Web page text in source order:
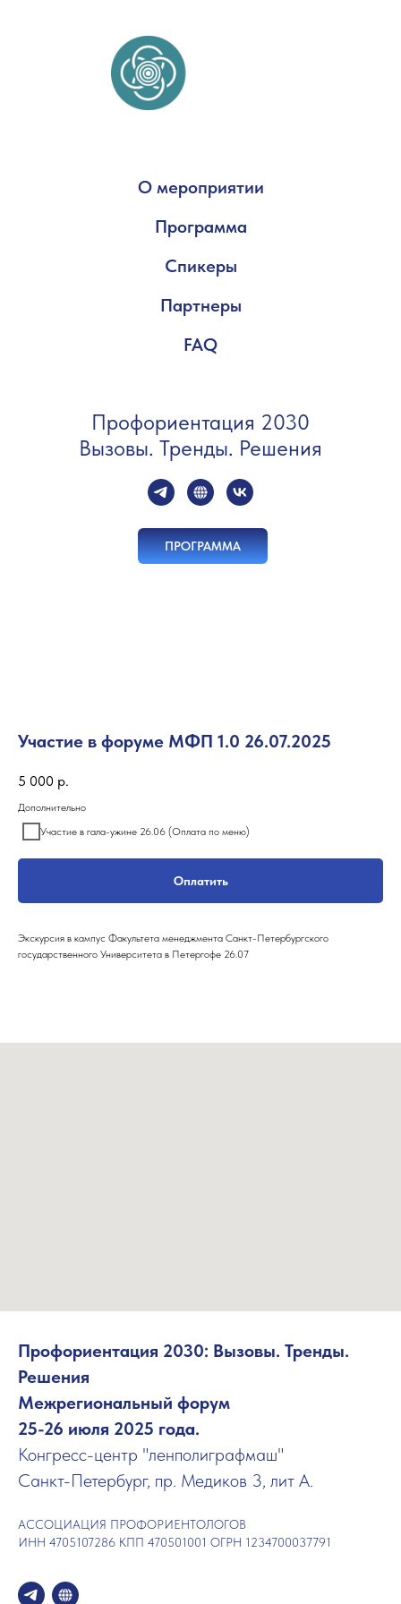
О мероприятии
Программа
Спикеры
Партнеры
FAQ
Профориентация 2030
Вызовы. Тренды. Решения
ПРОГРАММА
Участие в форуме МФП 1.0 26.07.2025
5 000 р.
Дополнительно
Участие в гала-ужине 26.06 (Оплата по меню)
Оплатить
Экскурсия в кампус Факультета менеджмента Санкт-Петербургского
государственного Университета в Петергофе 26.07
Профориентация 2030: Вызовы. Тренды.
Решения
Межрегиональный форум
25-26 июля 2025 года.
Конгресс-центр "ленполиграфмаш"
Санкт-Петербург, пр. Медиков 3, лит А.
АССОЦИАЦИЯ ПРОФОРИЕНТОЛОГОВ
ИНН 4705107286 КПП 470501001 ОГРН 1234700037791